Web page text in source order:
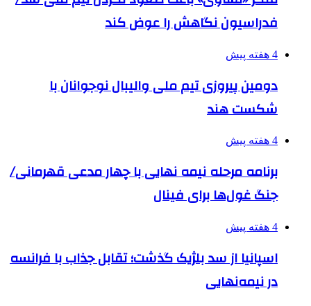
فدراسیون نگاهش را عوض کند
4 هفته پیش
دومین پیروزی تیم ملی والیبال نوجوانان با
شکست هند
4 هفته پیش
برنامه مرحله نیمه نهایی با چهار مدعی قهرمانی/
جنگ غول‌ها برای فینال
4 هفته پیش
اسپانیا از سد بلژیک گذشت؛ تقابل جذاب با فرانسه
در نیمه‌نهایی